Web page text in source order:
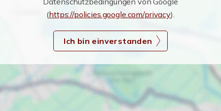
(https://policies.google.com/privacy).
Ich bin einverstanden